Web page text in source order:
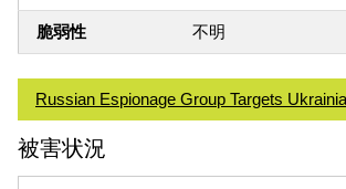
脆弱性 不明
Russian Espionage Group Targets
被害状況